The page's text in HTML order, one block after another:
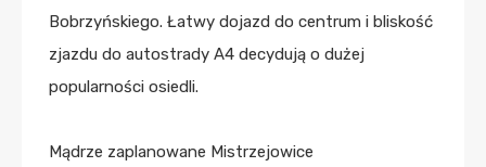
Bobrzyńskiego. Łatwy dojazd do centrum i bliskość
zjazdu do autostrady A4 decydują o dużej
popularności osiedli.
Mądrze zaplanowane Mistrzejowice